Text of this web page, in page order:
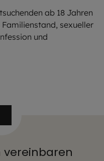
ab 18 Jahren
sexueller
und